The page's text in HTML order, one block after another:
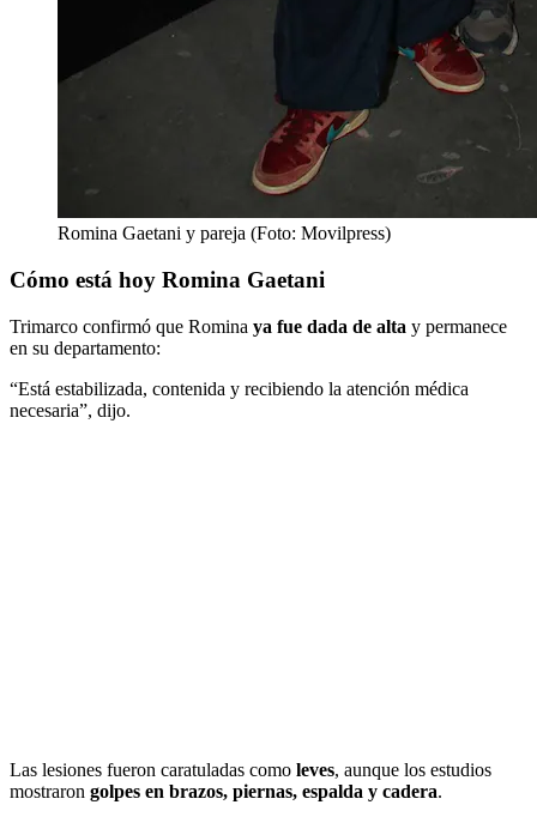
Romina Gaetani y pareja (Foto: Movilpress)
Cómo está hoy Romina Gaetani
Trimarco confirmó que Romina ya fue dada de alta y permanece
en su departamento:
“Está estabilizada, contenida y recibiendo la atención médica
necesaria”, dijo.
Las lesiones fueron caratuladas como leves, aunque los estudios
mostraron golpes en brazos, piernas, espalda y cadera.